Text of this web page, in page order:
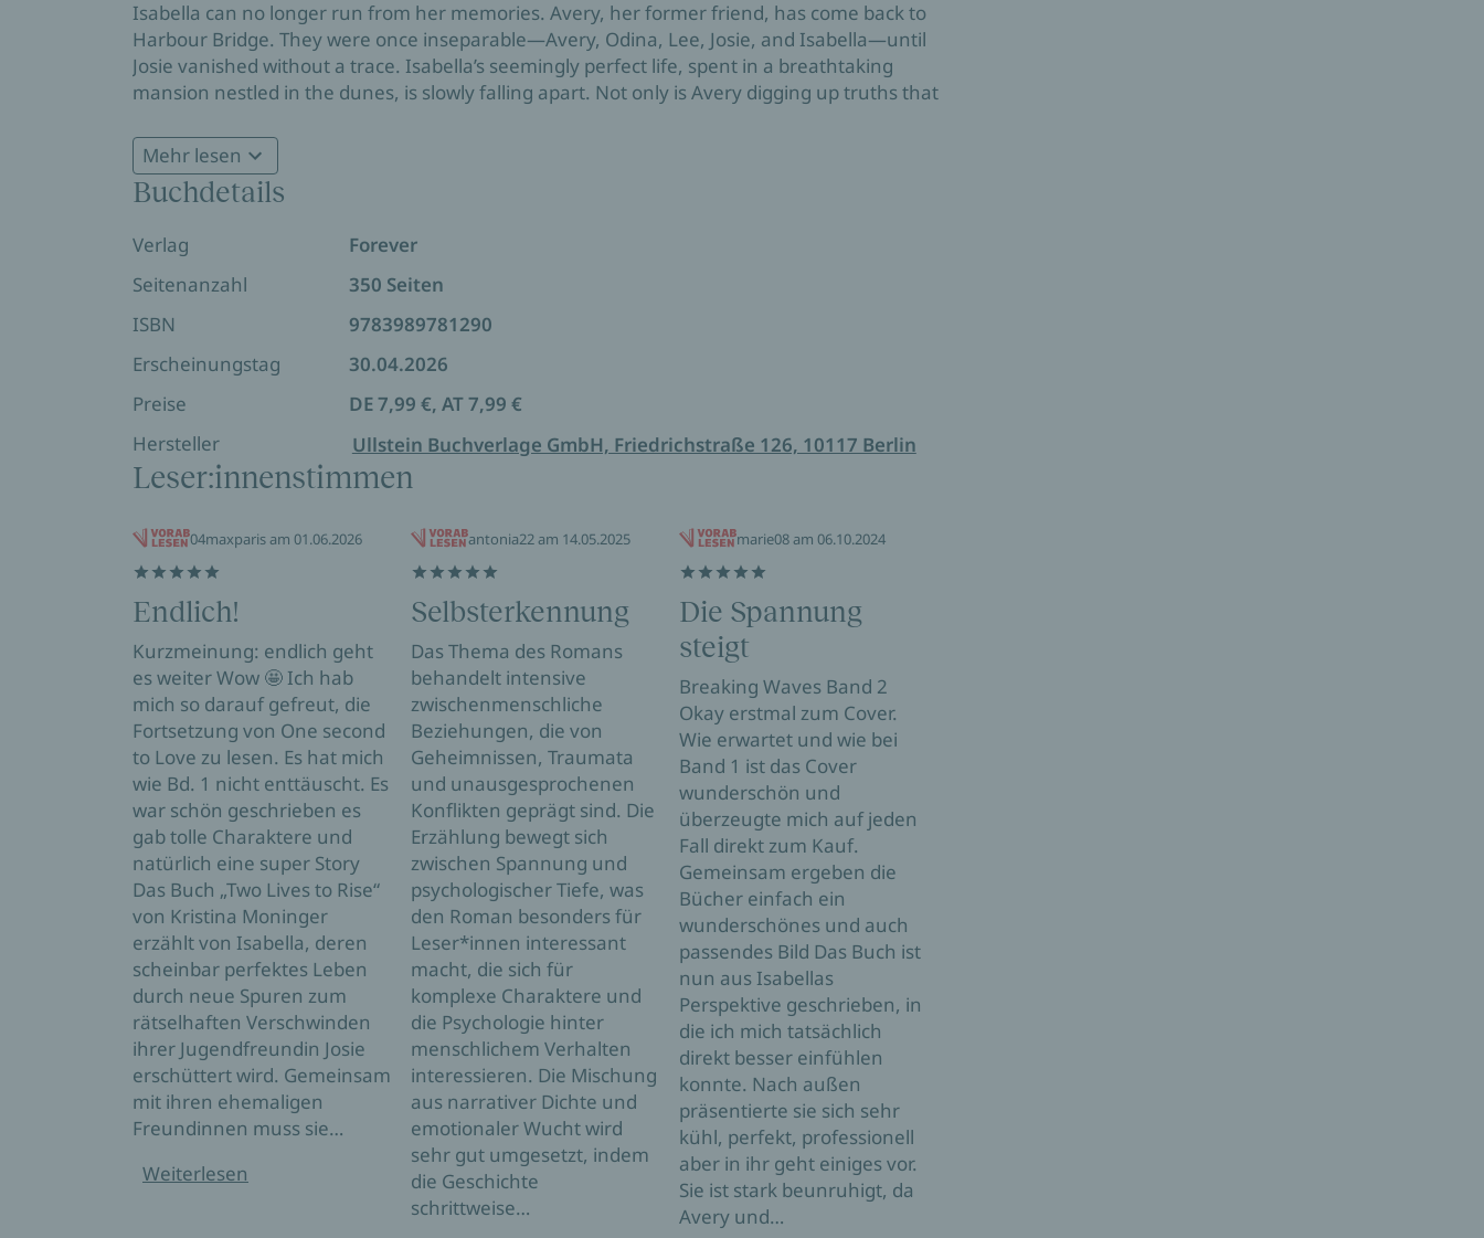
Isabella can no longer run from her memories. Avery, her former friend, has come back to
Harbour Bridge. They were once inseparable—Avery, Odina, Lee, Josie, and Isabella—until
Josie vanished without a trace. Isabella’s seemingly perfect life, spent in a breathtaking
mansion nestled in the dunes, is slowly falling apart. Not only is Avery digging up truths that
Preston—the undeniably charming, flannel-wearing contractor is keeping her up at night
and slowly sneaking into her heart—until she discovers a secret that shatters everything
she thought she knew…
Avery's story: One Second to Love
Isabella’s story: Two Lives to Rise
Odina’s story: Three Tides to Stay
Lee’s story: Four Secrets to Share
Mehr lesen
Buchdetails
Verlag
Forever
Seitenanzahl
350 Seiten
ISBN
9783989781290
Erscheinungstag
30.04.2026
Preise
DE 7,99 €, AT 7,99 €
Hersteller
Ullstein Buchverlage GmbH, Friedrichstraße 126, 10117 Berlin
Leser:innenstimmen
04maxparis am 01.06.2026
Endlich!
Kurzmeinung: endlich geht
es weiter Wow 🤩 Ich hab
mich so darauf gefreut, die
Fortsetzung von One second
to Love zu lesen. Es hat mich
wie Bd. 1 nicht enttäuscht. Es
war schön geschrieben es
gab tolle Charaktere und
natürlich eine super Story
Das Buch „Two Lives to Rise“
von Kristina Moninger
erzählt von Isabella, deren
scheinbar perfektes Leben
durch neue Spuren zum
rätselhaften Verschwinden
ihrer Jugendfreundin Josie
erschüttert wird. Gemeinsam
mit ihren ehemaligen
Freundinnen muss sie…
Weiterlesen
antonia22 am 14.05.2025
Selbsterkennung
Das Thema des Romans
behandelt intensive
zwischenmenschliche
Beziehungen, die von
Geheimnissen, Traumata
und unausgesprochenen
Konflikten geprägt sind. Die
Erzählung bewegt sich
zwischen Spannung und
psychologischer Tiefe, was
den Roman besonders für
Leser*innen interessant
macht, die sich für
komplexe Charaktere und
die Psychologie hinter
menschlichem Verhalten
interessieren. Die Mischung
aus narrativer Dichte und
emotionaler Wucht wird
sehr gut umgesetzt, indem
die Geschichte
schrittweise…
marie08 am 06.10.2024
Die Spannung
steigt
Breaking Waves Band 2
Okay erstmal zum Cover.
Wie erwartet und wie bei
Band 1 ist das Cover
wunderschön und
überzeugte mich auf jeden
Fall direkt zum Kauf.
Gemeinsam ergeben die
Bücher einfach ein
wunderschönes und auch
passendes Bild Das Buch ist
nun aus Isabellas
Perspektive geschrieben, in
die ich mich tatsächlich
direkt besser einfühlen
konnte. Nach außen
präsentierte sie sich sehr
kühl, perfekt, professionell
aber in ihr geht einiges vor.
Sie ist stark beunruhigt, da
Avery und…